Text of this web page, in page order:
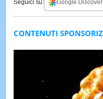
Seguici su: Google Discover